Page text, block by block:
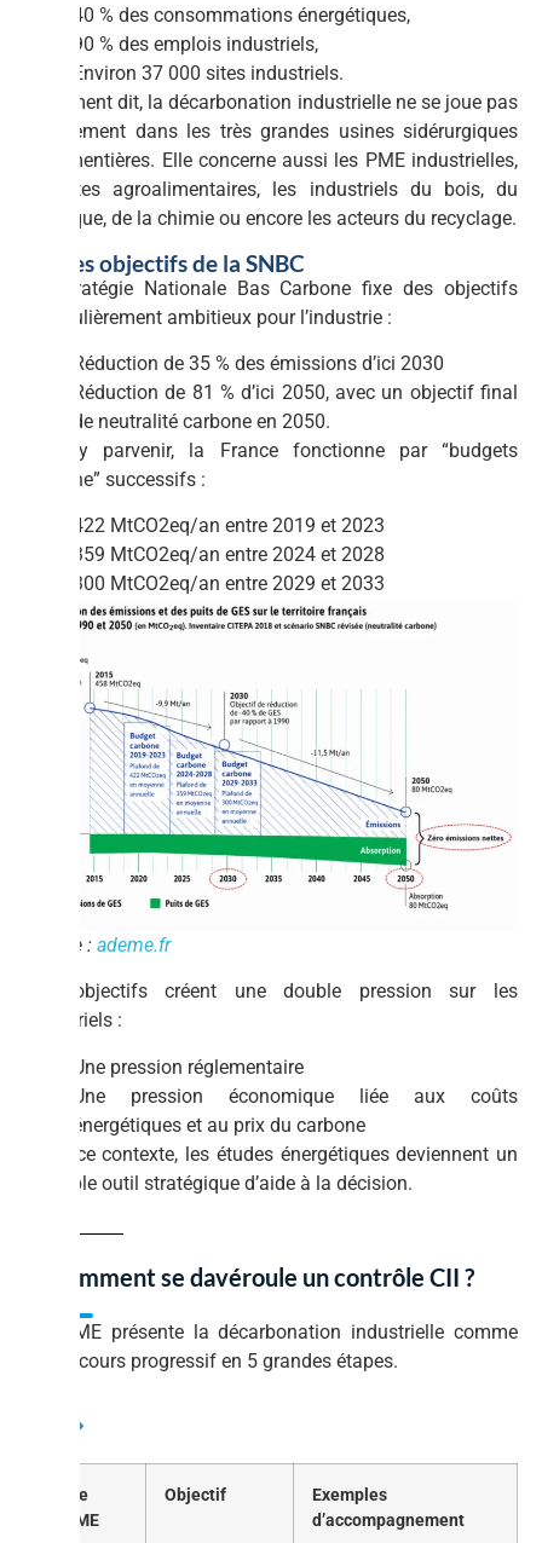
40 % des consommations énergétiques,
90 % des emplois industriels,
Environ 37 000 sites industriels.
Autrement dit, la décarbonation industrielle ne se joue pas
uniquement dans les très grandes usines sidérurgiques
ou cimentières. Elle concerne aussi les PME industrielles,
les sites agroalimentaires, les industriels du bois, du
plastique, de la chimie ou encore les acteurs du recyclage.
1.1 Les objectifs de la SNBC
La Stratégie Nationale Bas Carbone fixe des objectifs
particulièrement ambitieux pour l’industrie :
Réduction de 35 % des émissions d’ici 2030
Réduction de 81 % d’ici 2050, avec un objectif final
de neutralité carbone en 2050.
Pour y parvenir, la France fonctionne par “budgets
carbone” successifs :
422 MtCO2eq/an entre 2019 et 2023
359 MtCO2eq/an entre 2024 et 2028
300 MtCO2eq/an entre 2029 et 2033
Source : ademe.fr
Ces objectifs créent une double pression sur les
industriels :
Une pression réglementaire
Une pression économique liée aux coûts
énergétiques et au prix du carbone
Dans ce contexte, les études énergétiques deviennent un
véritable outil stratégique d’aide à la décision.
2. Comment se davéroule un contrôle CII ?
L’ADEME présente la décarbonation industrielle comme
un parcours progressif en 5 grandes étapes.
Étape
ADEME
Objectif
Exemples
d’accompagnement